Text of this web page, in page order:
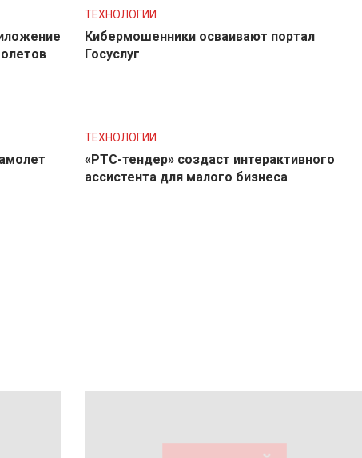
ТЕХНОЛОГИИ
Кибермошенники осваивают портал
Госуслуг
ТЕХНОЛОГИИ
«РТС-тендер» создаст интерактивного
ассистента для малого бизнеса